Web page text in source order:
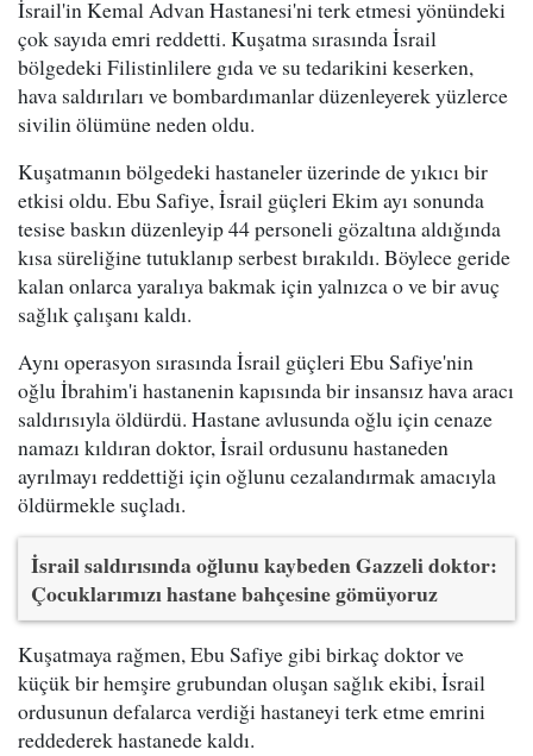
İsrail'in Kemal Advan Hastanesi'ni terk etmesi yönündeki
çok sayıda emri reddetti. Kuşatma sırasında İsrail
bölgedeki Filistinlilere gıda ve su tedarikini keserken,
hava saldırıları ve bombardımanlar düzenleyerek yüzlerce
sivilin ölümüne neden oldu.
Kuşatmanın bölgedeki hastaneler üzerinde de yıkıcı bir
etkisi oldu. Ebu Safiye, İsrail güçleri Ekim ayı sonunda
tesise baskın düzenleyip 44 personeli gözaltına aldığında
kısa süreliğine tutuklanıp serbest bırakıldı. Böylece geride
kalan onlarca yaralıya bakmak için yalnızca o ve bir avuç
sağlık çalışanı kaldı.
Aynı operasyon sırasında İsrail güçleri Ebu Safiye'nin
oğlu İbrahim'i hastanenin kapısında bir insansız hava aracı
saldırısıyla öldürdü. Hastane avlusunda oğlu için cenaze
namazı kıldıran doktor, İsrail ordusunu hastaneden
ayrılmayı reddettiği için oğlunu cezalandırmak amacıyla
öldürmekle suçladı.
İsrail saldırısında oğlunu kaybeden Gazzeli doktor:
Çocuklarımızı hastane bahçesine gömüyoruz
Kuşatmaya rağmen, Ebu Safiye gibi birkaç doktor ve
küçük bir hemşire grubundan oluşan sağlık ekibi, İsrail
ordusunun defalarca verdiği hastaneyi terk etme emrini
reddederek hastanede kaldı.